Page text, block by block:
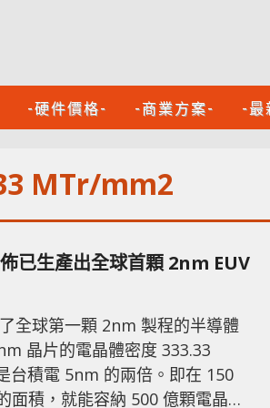
-硬件價格- -商業方案- -最
MTr/mm2
全球第一顆 2nm 製程的半導體
晶片的電晶體密度 333.33
台積電 5nm 的兩倍。即在 150
面積，就能容納 500 億顆電晶